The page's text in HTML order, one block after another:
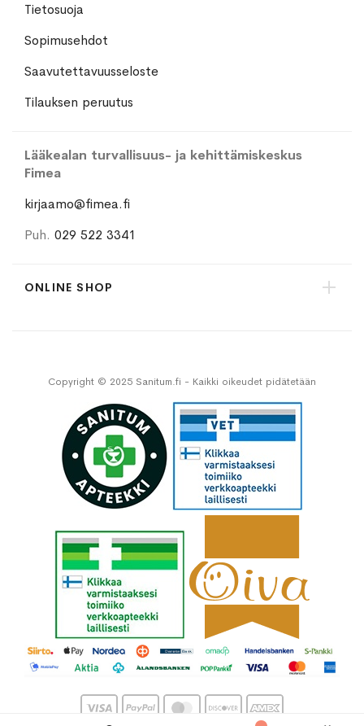
Tietosuoja
Sopimusehdot
Saavutettavuusseloste
Tilauksen peruutus
Lääkealan turvallisuus- ja kehittämiskeskus
Fimea
kirjaamo@fimea.fi
Puh. 029 522 3341
ONLINE SHOP
Copyright © 2025 Sanitum.fi - Kaikki oikeudet pidätetään